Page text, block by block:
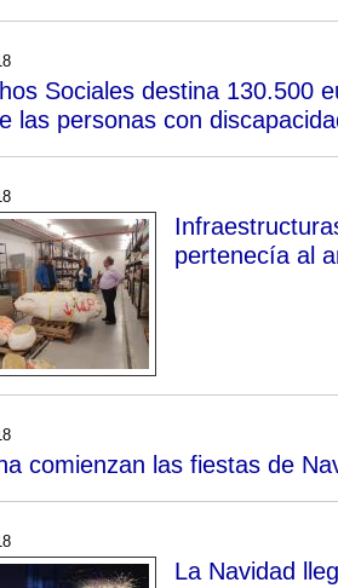
Sociales destina 130.500
las personas con
pertenecía al
comienzan las fiestas de
La Navidad